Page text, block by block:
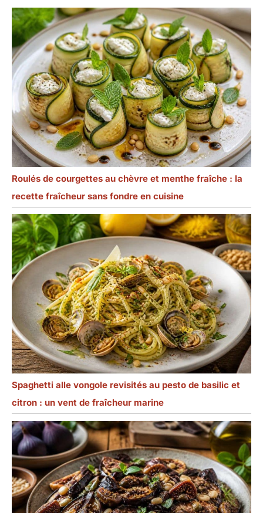
Roulés de courgettes au chèvre et menthe fraîche : la
recette fraîcheur sans fondre en cuisine
Spaghetti alle vongole revisités au pesto de basilic et
citron : un vent de fraîcheur marine